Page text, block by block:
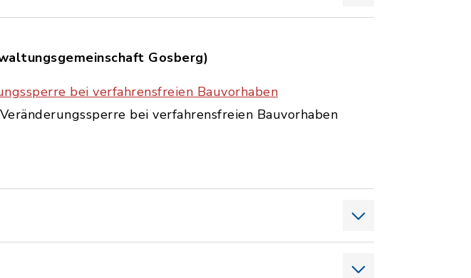
Gosberg)
bei verfahrensfreien Bauvorhaben
bei verfahrensfreien Bauvorhaben